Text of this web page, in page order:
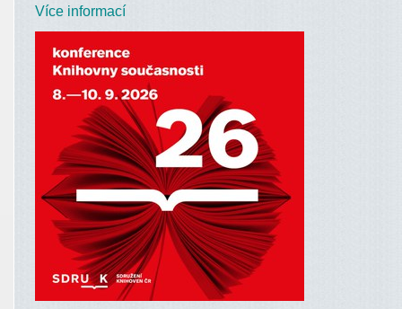
Více informací